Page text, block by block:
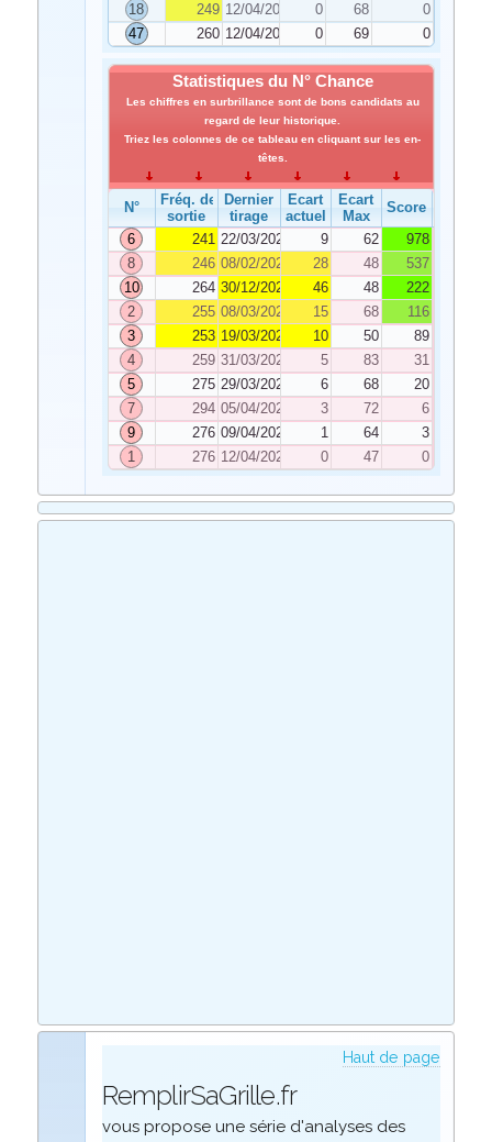
18
249 12/04/2025 0 68
0
47
260 12/04/2025 0 69 0
Statistiques du N° Chance
Les chiffres en surbrillance sont de bons candidats au
regard de leur historique.
Triez les colonnes de ce tableau en cliquant sur les en-
têtes.
N°
Fréq. de
sortie
Dernier
tirage
Ecart
actuel
Ecart
Max
Score
6
241 22/03/2025 9 62
978
8
246 08/02/2025 28 48
537
10
264 30/12/2024 46 48
222
2
255 08/03/2025 15 68
116
3
253 19/03/2025 10 50
89
4
259 31/03/2025 5 83
31
5
275 29/03/2025 6 68
20
7
294 05/04/2025 3 72
6
9
276 09/04/2025 1 64
3
1
276 12/04/2025 0 47 0
Haut de page
RemplirSaGrille.fr
vous propose une série d'analyses des